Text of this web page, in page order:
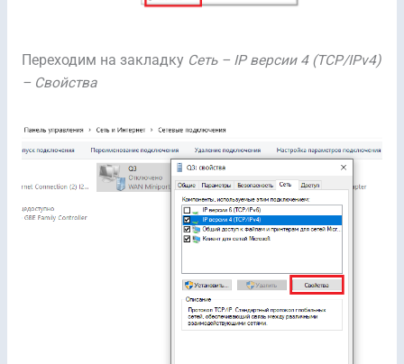
Переходим на закладку Сеть – IP версии 4 (TCP/IPv4)
– Свойства